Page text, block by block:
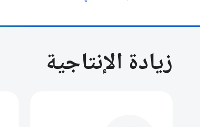
زيادة الإنتاجية